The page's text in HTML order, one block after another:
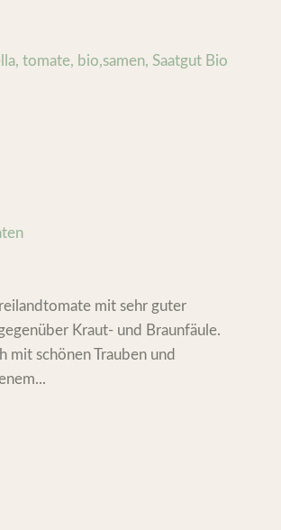
mit sehr guter
Kraut- und Braunfäule.
mit schönen Trauben und